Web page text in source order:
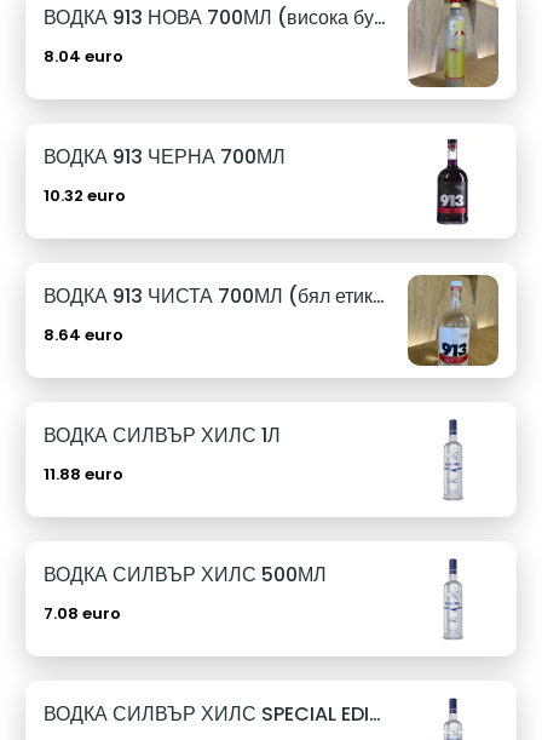
ВОДКА 913 НОВА 700МЛ (висока бутилка)
8.04 euro
ВОДКА 913 ЧЕРНА 700МЛ
10.32 euro
ВОДКА 913 ЧИСТА 700МЛ (бял етикет)
8.64 euro
ВОДКА СИЛВЪР ХИЛС 1Л
11.88 euro
ВОДКА СИЛВЪР ХИЛС 500МЛ
7.08 euro
ВОДКА СИЛВЪР ХИЛС SPECIAL EDITION 1Л